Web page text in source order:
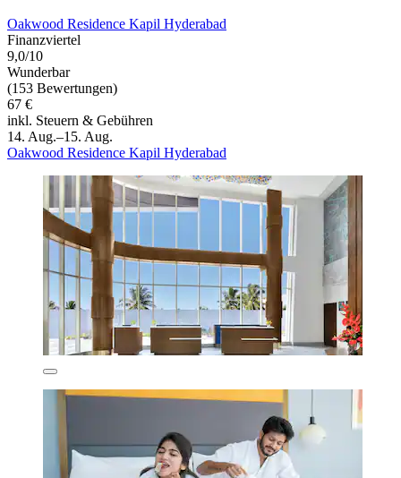
Oakwood Residence Kapil Hyderabad
Finanzviertel
9,0/10
Wunderbar
(153 Bewertungen)
67 €
inkl. Steuern & Gebühren
14. Aug.–15. Aug.
Oakwood Residence Kapil Hyderabad